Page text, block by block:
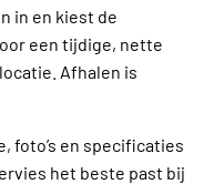
in en kiest de
een tijdige, nette
Afhalen is
foto’s en specificaties
het beste past bij